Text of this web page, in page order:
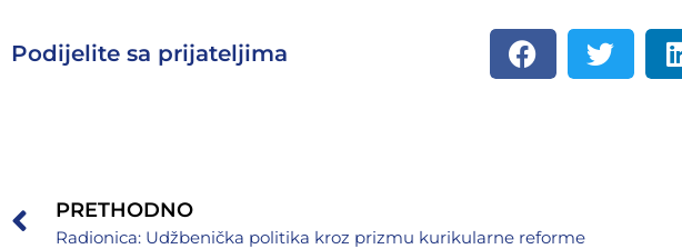
Podijelite sa prijateljima
PRETHODNO
Radionica: Udžbenička politika kroz prizmu kurikularne reforme